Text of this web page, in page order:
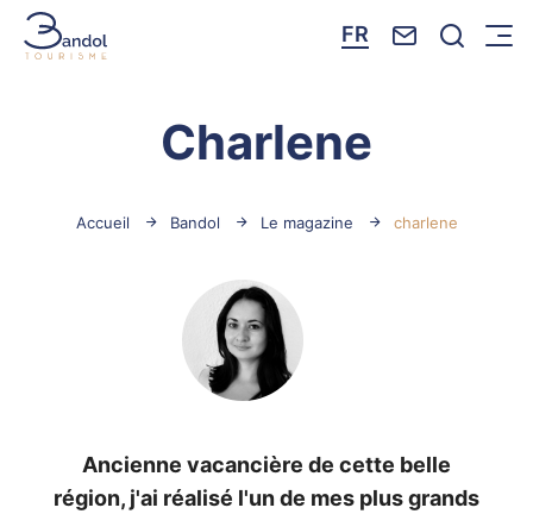
FR Nous Je
Menu
Charlene
Accueil Bandol Le magazine charlene
Ancienne vacancière de cette belle
région, j'ai réalisé l'un de mes plus grands